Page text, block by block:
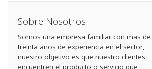
Sobre Nosotros
Somos una empresa familiar con mas de
treinta años de experiencia en el sector,
nuestro objetivo es que nuestro clientes
encuentren el producto o servicio que